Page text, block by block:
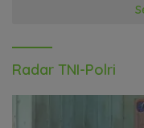
Radar TNI-Polri